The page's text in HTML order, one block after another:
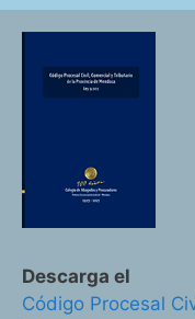
Descarga el
Código Procesal